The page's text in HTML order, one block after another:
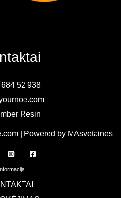
52 938
Resin
| Powered by MAsvetaines